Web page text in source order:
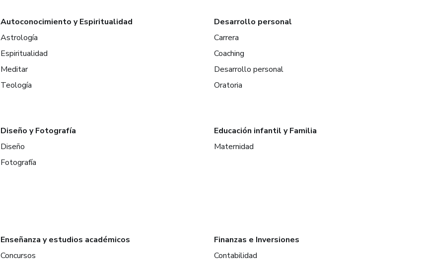
Autoconocimiento y Espiritualidad
Astrología
Espiritualidad
Meditar
Teología
Desarrollo personal
Carrera
Coaching
Desarrollo personal
Oratoria
Diseño y Fotografía
Diseño
Fotografía
Educación infantil y Familia
Maternidad
Enseñanza y estudios académicos
Concursos
Finanzas e Inversiones
Contabilidad